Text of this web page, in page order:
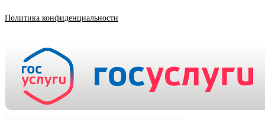
Политика конфиденциальности